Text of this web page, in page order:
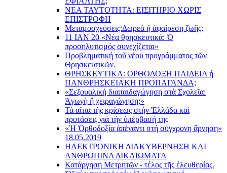
ΝΕΑ ΤΑΥΤΟΤΗΤΑ: ΕΙΣΙΤΗΡΙΟ ΧΩΡΙΣ
ΕΠΙΣΤΡΟΦΗ
Μεταμοσχεύσεις:Δωρεά ἤ ἀφαίρεση ζωῆς;
11 ΙΑΝ 20 «Νέα θρησκευτικά: Ὁ
προσηλυτισμός συνεχίζεται»
Προβληματική τοῦ νέου προγράμματος τῶν
Θρησκευτικῶν.
ΘΡΗΣΚΕΥΤΙΚΑ: ΟΡΘΟΔΟΞΗ ΠΑΙΔΕΙΑ ή
ΠΑΝΘΡΗΣΚΕΙΑΚΗ ΠΡΟΠΑΓΑΝΔΑ;
«Σεξουαλικὴ διαπαιδαγώγηση στὰ Σχολεῖα:
Ἀγωγὴ ἢ χειραγώγηση;»
Τά αἴτια τῆς κρίσεως στήν Ἑλλάδα καί
προτάσεις γιά τήν ὑπέρβασή της
«Ἡ Ὀρθοδοξία ἀπέναντι στή σύγχρονη ἄρνηση»
18.05.2019
ΗΛΕΚΤΡΟΝΙΚΗ ΔΙΑΚΥΒΕΡΝΗΣΗ ΚΑΙ
ΑΝΘΡΩΠΙΝΑ ΔΙΚΑΙΩΜΑΤΑ
Κατάργηση Μετρητῶν - τέλος τῆς ἐλευθερίας.